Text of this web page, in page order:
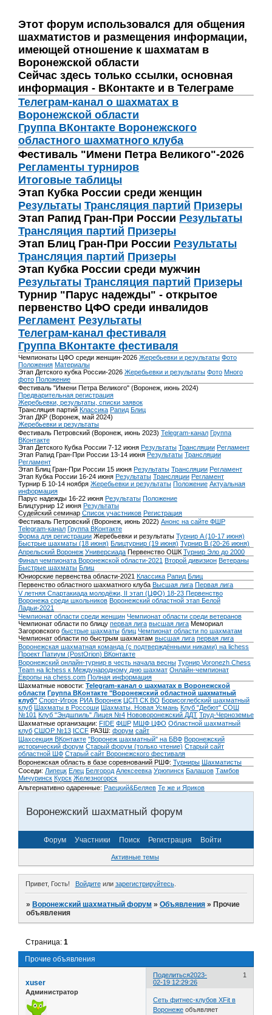
Этот форум использовался для общения
шахматистов и размещения информации,
имеющей отношение к шахматам в
Воронежской области
Сейчас здесь только ссылки, основная
информация - ВКонтакте и в Телеграме
Телеграм-канал о шахматах в
Воронежской области
Группа ВКонтакте Воронежского
областного шахматного клуба
Фестиваль "Имени Петра Великого"-2026
Регламенты турниров
Итоговые таблицы
Этап Кубка России среди женщин
Результаты Трансляция партий Призеры
Этап Рапид Гран-При России Результаты
Трансляция партий Призеры
Этап Блиц Гран-При России Результаты
Трансляция партий Призеры
Этап Кубка России среди мужчин
Результаты Трансляция партий Призеры
Турнир "Парус надежды" - открытое
первенство ЦФО среди инвалидов
Регламент Результаты
Телеграм-канал фестиваля
Группа ВКонтакте фестиваля
Чемпионаты ЦФО среди женщин-2026 Жеребьевки и результаты Фото
Положения Материалы
Этап Детского кубка России-2026 Жеребьевки и результаты Фото Много
фото Положение
Фестиваль "Имени Петра Великого" (Воронеж, июнь 2024)
Предварительная регистрация
Жеребьевки, результаты, списки заявок
Трансляция партий Классика Рапид Блиц
Этап ДКР (Воронеж, май 2024)
Жеребьевки и результаты
Фестиваль Петровский (Воронеж, июнь 2023) Telegram-канал Группа
ВКонтакте
Этап Детского Кубка России 7-12 июня Результаты Трансляции Регламент
Этап Рапид Гран-При России 13-14 июня Результаты Трансляции
Регламент
Этап Блиц Гран-При России 15 июня Результаты Трансляции Регламент
Этап Кубка России 16-24 июня Результаты Трансляции Регламент
Турнир Б 10-14 ноября Жеребьевки и результаты Положение Актуальная
информация
Парус надежды 16-22 июня Результаты Положение
Блицтурнир 12 июня Результаты
Судейский семинар Список участников Регистрация
Фестиваль Петровский (Воронеж, июнь 2022) Анонс на сайте ФШР
Telegram-канал Группа ВКонтакте
Форма для регистрации Жеребьевки и результаты Турнир A (10-17 июня)
Быстрые шахматы (18 июня) Блицтурнир (19 июня) Турнир B (20-26 июня)
Апрельский Воронеж Универсиада Первенство ОШК Турнир Эло до 2000
Финал чемпионата Воронежской области-2021 Второй дивизион Ветераны
Быстрые шахматы Блиц
Юниорские первенства области-2021 Классика Рапид Блиц
Первенство областного шахматного клуба Высшая лига Первая лига
V летняя Спартакиада молодёжи, II этап (ЦФО) 18-23 Первенство
Воронежа среди школьников Воронежский областной этап Белой
Ладьи-2021
Чемпионат области среди женщин Чемпионат области среди ветеранов
Чемпионат области по блицу первая лига высшая лига Мемориал
Загоровского быстрые шахматы блиц Чемпионат области по шахматам
Чемпионат области по быстрым шахматам высшая лига первая лига
Воронежская шахматная команда (с подтверждёнными никами) на lichess
Проект Патиум (PostOrion) ВКонтакте
Воронежский онлайн-турнир в честь начала весны Турнир Voronezh Chess
Team на lichess к Международному дню шахмат Онлайн-чемпионат
Европы на chess.com Полная информация
Шахматные новости: Telegram-канал о шахматах в Воронежской
области Группа ВКонтакте "Воронежский областной шахматный
клуб" Спорт-Игрок РИА Воронеж ЦСП СК ВО Борисоглебский шахматный
клуб Шахматы в Россоши Шахматы. Новая Усмань Клуб "Дебют" СОШ
№101 Клуб "Эндшпиль" Лицея №4 Нововоронежский ДДТ Труд-Черноземье
Шахматные организации: FIDE ФШР МШФ ЦФО Областной шахматный
клуб СШОР №13 ICCF РАЗШ: форум сайт
Шахсекция ВКонтакте "Воронеж шахматный" на БВФ Воронежский
исторический форум Cтарый форум (только чтение) Старый сайт
областной ШФ Старый сайт Воронежского фестиваля
Воронежская область в базе соревнований РШФ: Турниры Шахматисты
Соседи: Липецк Елец Белгород Алексеевка Урюпинск Балашов Тамбов
Мичуринск Курск Железногорск
Альтернативно одаренные: Раецкий&Беляев Те же и Яриков
Воронежский шахматный форум
Форум Участники Поиск Регистрация Войти
Активные темы
Привет, Гость! Войдитеили зарегистрируйтесь.
»Воронежский шахматный форум »Объявления »Прочие
объявления
Прочие объявления
Страница:1
Поделиться 1
2023-
02-19 12:29:26
xuser
Администратор
Сеть фитнес-клубов XFit в
Воронеже объявляет